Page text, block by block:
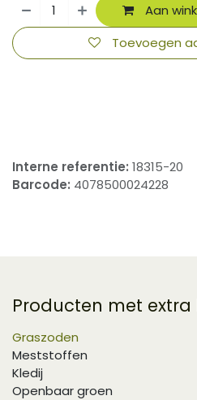
Aan
Toevoegen
Interne referentie: 18315-20
Barcode: 4078500024228
Producten met
Graszoden
Meststoffen
Kledij
Openbaar groen